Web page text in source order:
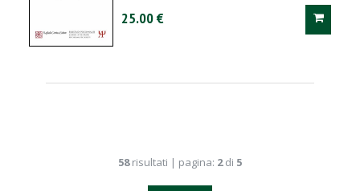
25.00 €
58risultati | pagina: 2di 5